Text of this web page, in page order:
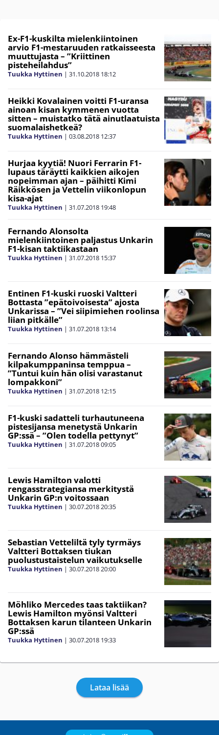
Ex-F1-kuskilta mielenkiintoinen
arvio F1-mestaruuden ratkaisseesta
muuttujasta – ”Kriittinen
pisteheilahdus”
Tuukka Hyttinen | 31.10.2018 18:12
Heikki Kovalainen voitti F1-uransa
ainoan kisan kymmenen vuotta
sitten – muistatko tätä ainutlaatuista
suomalaishetkeä?
Tuukka Hyttinen | 03.08.2018 12:37
Hurjaa kyytiä! Nuori Ferrarin F1-
lupaus täräytti kaikkien aikojen
nopeimman ajan – päihitti Kimi
Räikkösen ja Vettelin viikonlopun
kisa-ajat
Tuukka Hyttinen | 31.07.2018 19:48
Fernando Alonsolta
mielenkiintoinen paljastus Unkarin
F1-kisan taktiikastaan
Tuukka Hyttinen | 31.07.2018 15:37
Entinen F1-kuski ruoski Valtteri
Bottasta ”epätoivoisesta” ajosta
Unkarissa – ”Vei siipimiehen roolinsa
liian pitkälle”
Tuukka Hyttinen | 31.07.2018 13:14
Fernando Alonso hämmästeli
kilpakumppaninsa temppua –
”Tuntui kuin hän olisi varastanut
lompakkoni”
Tuukka Hyttinen | 31.07.2018 12:15
F1-kuski sadatteli turhautuneena
pistesijansa menetystä Unkarin
GP:ssä – ”Olen todella pettynyt”
Tuukka Hyttinen | 31.07.201809:05
Lewis Hamilton valotti
rengasstrategiansa merkitystä
Unkarin GP:n voitossaan
Tuukka Hyttinen | 30.07.201820:35
Sebastian Vetteliltä tyly tyrmäys
Valtteri Bottaksen tiukan
puolustustaistelun vaikutukselle
Tuukka Hyttinen | 30.07.201820:00
Möhliko Mercedes taas taktiikan?
Lewis Hamilton myönsi Valtteri
Bottaksen karun tilanteen Unkarin
GP:ssä
Tuukka Hyttinen | 30.07.2018 19:33
Lataa lisää